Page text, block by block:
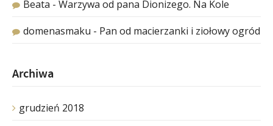
Beata - Warzywa od pana Dionizego. Na Kole
domenasmaku - Pan od macierzanki i ziołowy ogród
Archiwa
grudzień 2018